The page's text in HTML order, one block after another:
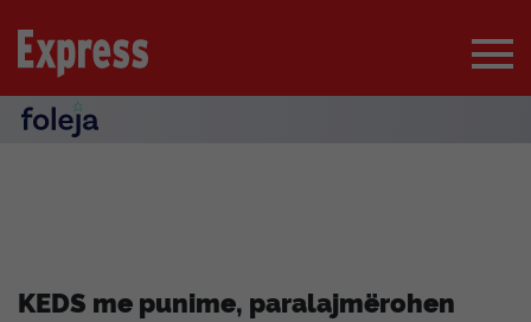
KEDS me punime, paralajmërohen